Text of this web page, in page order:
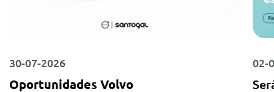
30-07-2026
Oportunidades Volvo
02-